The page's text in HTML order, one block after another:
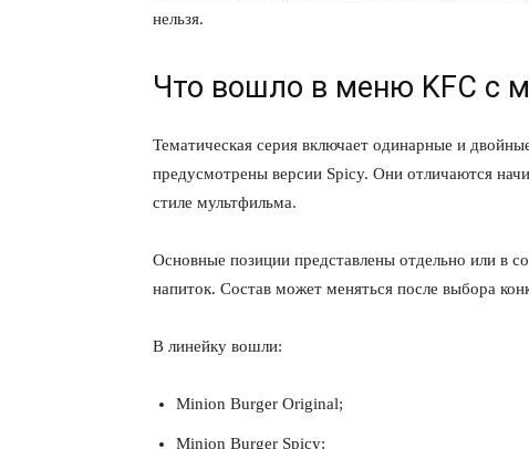
нельзя.
Что вошло в меню KFC с
Тематическая серия включает одинарные и
предусмотрены версии Spicy. Они отличаются
стиле мультфильма.
Основные позиции представлены отдельно или в
напиток. Состав может меняться после выбора
В линейку вошли:
Minion Burger Original;
Minion Burger Spicy;